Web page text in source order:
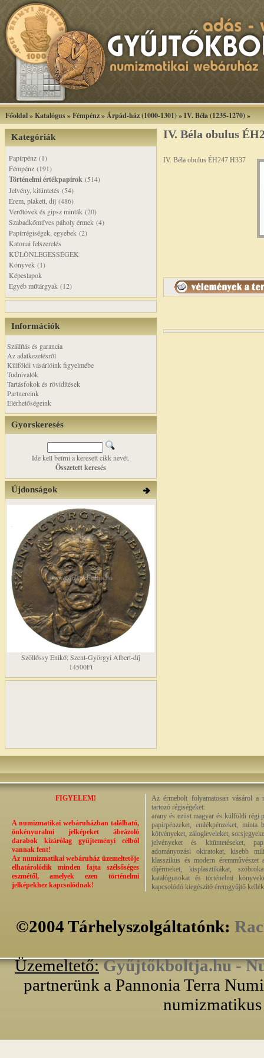
Főoldal»Katalógus»Fémpénz»Árpád-ház (1000-1301)»IV. Béla (1235-1270)»
Kategóriák
Papírpénz (1)
Fémpénz (191)
Történelmi értékpapírok (514)
Jelvény, kitüntetés (54)
Érem, plakett, díj (486)
Verőtövek és gipsz minták (20)
Szabadkőműves páholy érmek (4)
Papírrégiségek, egyebek (2)
Katonai felszerelés
KÜLÖNLEGESSÉGEK
Könyvek (1)
Képeslapok
Egyéb műtárgyak (12)
Információk
Szállítás és garancia
Az adatkezelésről
Külföldi vásárlóink figyelmébe
Tudnivalók
Tartásfokok és rövidítések
Partnereink
Elérhetőségeink
Gyorskeresés
Ide kell beírni a keresett cikk nevét.
Összetett keresés
Újdonságok
Szöllőssy Enikő: Szent-Györgyi Albert-díj
14500Ft
IV. Béla obulus
IV. Béla obulus ÉH247 H337
FIGYELEM!
A numizmatikai webáruházban található,
önkényuralmi jelképeket ábrázoló
darabok kizárólag gyűjteményi célból
vannak fent!
Az numizmatikai webáruház üzemeltetője
elhatárolódik minden fajta szélsőséges
eszmétől, amelyek ezen történelmi
jelképekhez kapcsolódnak!
Az érmebolt folyamatosan vásárol a
tartozó régiségeket:
arany és ezüst magyar és külföldi régi
papírpénzeket, emlékpénzeket, minta
kötvényeket, zálogleveleket,
jelvényeket és kitüntetéseket,
adományozási okiratokat, kisebb
klasszikus és modern éremművészet
díjérmeket, kisplasztikákat,
katalógusokat és történelmi
kapcsolódó kiegészítő éremgyűjtő
©2004 Tárhelyszolgáltatónk:
Üzemeltető: Gyűjtőkboltja.hu -
partnerünk a Pannonia Terra
numizmatikus